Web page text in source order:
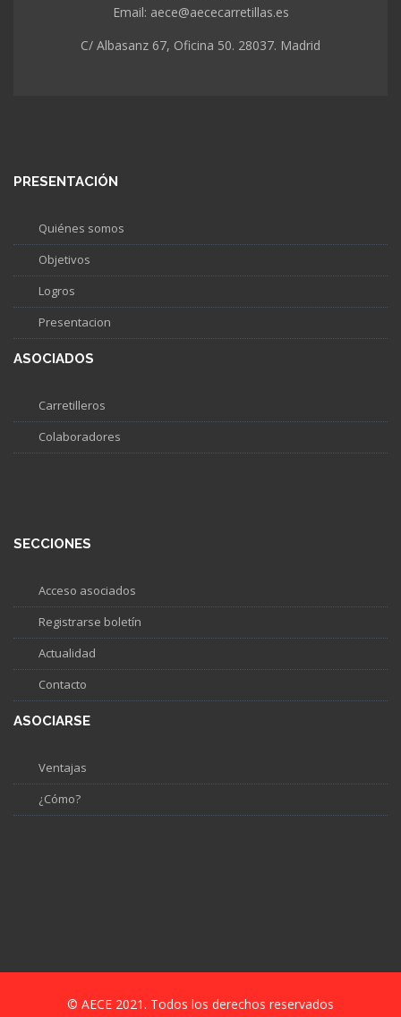
Email: aece@aececarretillas.es
C/ Albasanz 67, Oficina 50. 28037. Madrid
PRESENTACIÓN
Quiénes somos
Objetivos
Logros
Presentacion
ASOCIADOS
Carretilleros
Colaboradores
SECCIONES
Acceso asociados
Registrarse boletín
Actualidad
Contacto
ASOCIARSE
Ventajas
¿Cómo?
© AECE 2021. Todos los derechos reservados